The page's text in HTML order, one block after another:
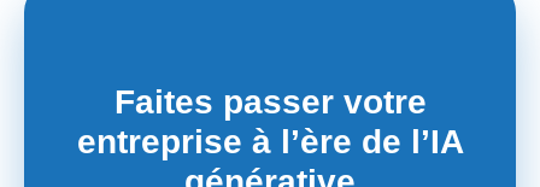
Faites passer votre
entreprise à l’ère de l’IA